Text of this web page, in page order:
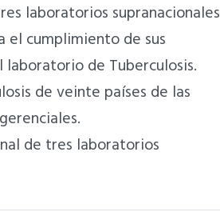
laboratorios supranacionales
el cumplimiento de sus
de Tuberculosis.
de veinte países de las
de tres laboratorios